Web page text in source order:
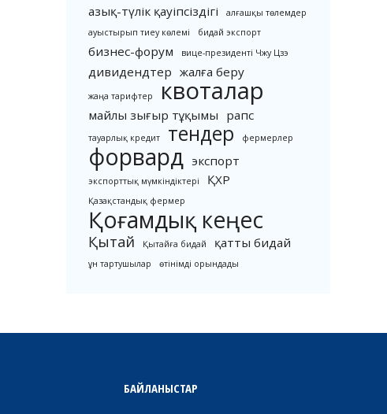
азық-түлік қауіпсіздігі
алғашқы төлемдер
ауыстырып тиеу көлемі
бидай экспорт
бизнес-форум вице-президенті Чжу Цзэ
дивидендтер жалға беру
жаңа тарифтер квоталар
майлы зығыр тұқымы рапс
тауарлық кредит тендер фермерлер
форвард экспорт
экспорттық мүмкіндіктері ҚХР
Қазақстандық фермер
Қоғамдық кеңес
Қытай Қытайға бидай қатты бидай
ұн тартушылар өтінімді орындады
БАЙЛАНЫСТАР